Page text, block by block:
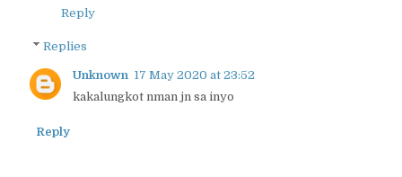
Reply
Replies
Unknown 17 May 2020 at 23:52
kakalungkot nman jn sa inyo
Reply